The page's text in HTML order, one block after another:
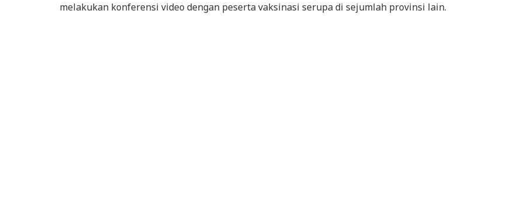
melakukan konferensi video dengan peserta vaksinasi serupa di sejumlah provinsi lain.